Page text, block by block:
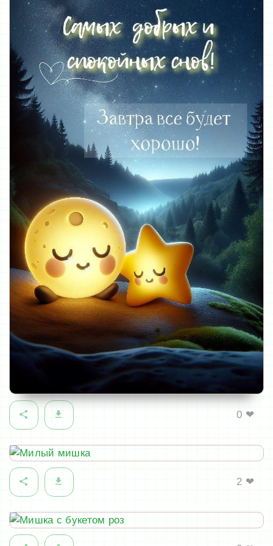
0 ❤
2 ❤